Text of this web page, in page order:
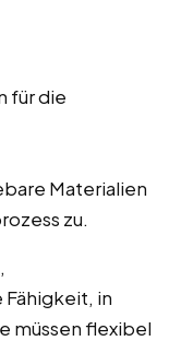
für die
Materialien
zu.
in
müssen flexibel